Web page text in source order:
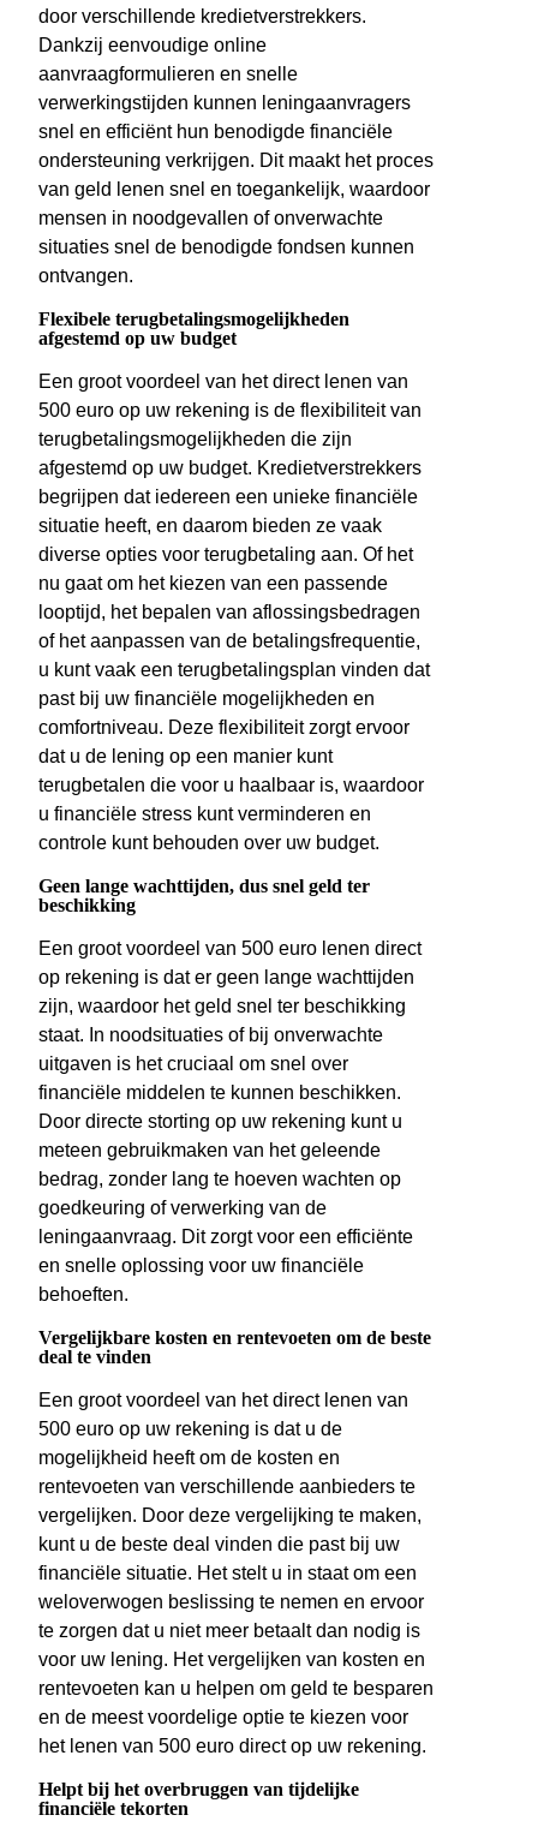
door verschillende kredietverstrekkers.
Dankzij eenvoudige online
aanvraagformulieren en snelle
verwerkingstijden kunnen leningaanvragers
snel en efficiënt hun benodigde financiële
ondersteuning verkrijgen. Dit maakt het proces
van geld lenen snel en toegankelijk, waardoor
mensen in noodgevallen of onverwachte
situaties snel de benodigde fondsen kunnen
ontvangen.
Flexibele terugbetalingsmogelijkheden
afgestemd op uw budget
Een groot voordeel van het direct lenen van
500 euro op uw rekening is de flexibiliteit van
terugbetalingsmogelijkheden die zijn
afgestemd op uw budget. Kredietverstrekkers
begrijpen dat iedereen een unieke financiële
situatie heeft, en daarom bieden ze vaak
diverse opties voor terugbetaling aan. Of het
nu gaat om het kiezen van een passende
looptijd, het bepalen van aflossingsbedragen
of het aanpassen van de betalingsfrequentie,
u kunt vaak een terugbetalingsplan vinden dat
past bij uw financiële mogelijkheden en
comfortniveau. Deze flexibiliteit zorgt ervoor
dat u de lening op een manier kunt
terugbetalen die voor u haalbaar is, waardoor
u financiële stress kunt verminderen en
controle kunt behouden over uw budget.
Geen lange wachttijden, dus snel geld ter
beschikking
Een groot voordeel van 500 euro lenen direct
op rekening is dat er geen lange wachttijden
zijn, waardoor het geld snel ter beschikking
staat. In noodsituaties of bij onverwachte
uitgaven is het cruciaal om snel over
financiële middelen te kunnen beschikken.
Door directe storting op uw rekening kunt u
meteen gebruikmaken van het geleende
bedrag, zonder lang te hoeven wachten op
goedkeuring of verwerking van de
leningaanvraag. Dit zorgt voor een efficiënte
en snelle oplossing voor uw financiële
behoeften.
Vergelijkbare kosten en rentevoeten om de beste
deal te vinden
Een groot voordeel van het direct lenen van
500 euro op uw rekening is dat u de
mogelijkheid heeft om de kosten en
rentevoeten van verschillende aanbieders te
vergelijken. Door deze vergelijking te maken,
kunt u de beste deal vinden die past bij uw
financiële situatie. Het stelt u in staat om een
weloverwogen beslissing te nemen en ervoor
te zorgen dat u niet meer betaalt dan nodig is
voor uw lening. Het vergelijken van kosten en
rentevoeten kan u helpen om geld te besparen
en de meest voordelige optie te kiezen voor
het lenen van 500 euro direct op uw rekening.
Helpt bij het overbruggen van tijdelijke
financiële tekorten